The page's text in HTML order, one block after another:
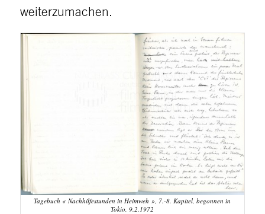
weiterzumachen.
Tagebuch « Nachhilfestunden in Heimweh », 7.-8. Kapitel, begonnen in
Tokio, 9.2.1972